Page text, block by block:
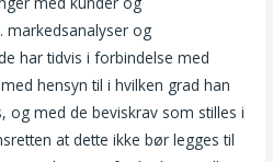
markedsanalyser og
har tidvis i forbindelse med
hensyn til i hvilken grad han
og med de beviskrav som stilles i
at dette ikke bør legges til